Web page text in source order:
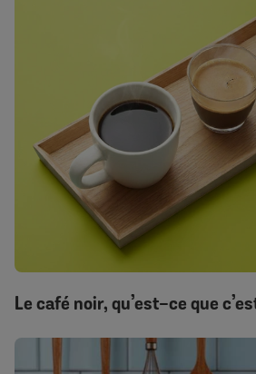
Le café noir, qu’est-ce que